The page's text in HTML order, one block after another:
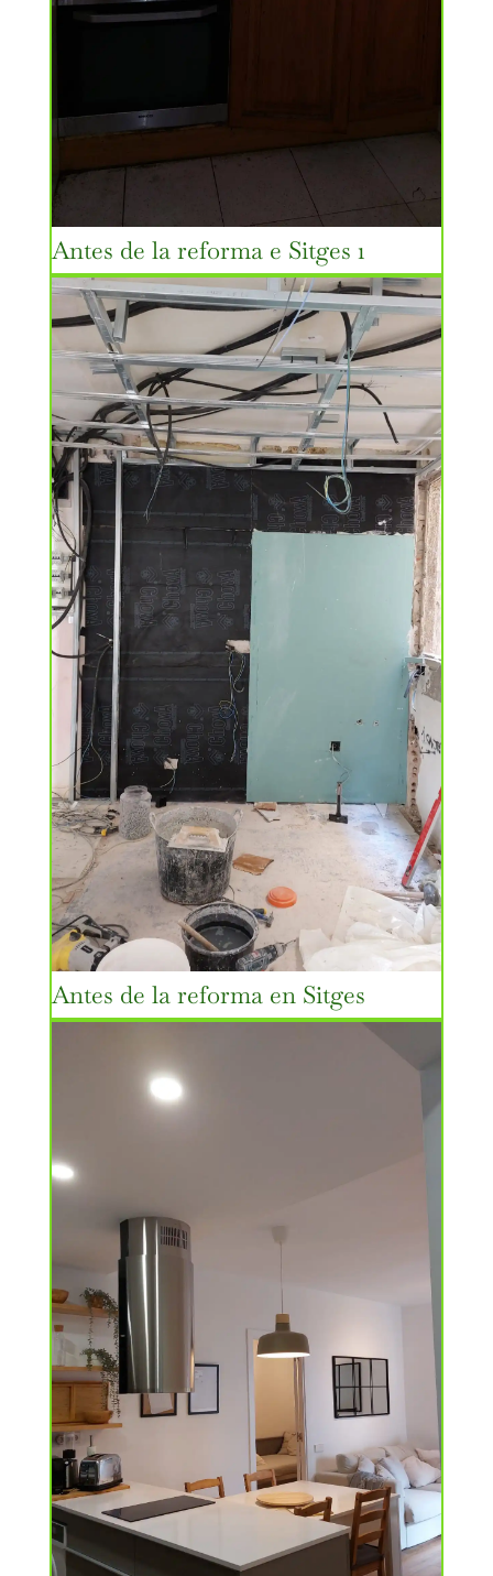
Antes de la reforma e Sitges 1
Antes de la reforma en Sitges